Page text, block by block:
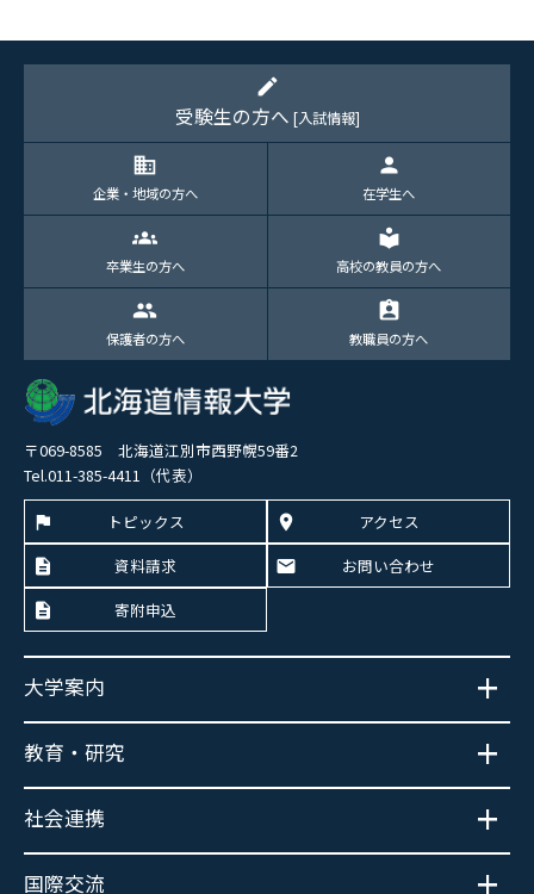
edit
受験生の方へ [入試情報]
domain
企業・地域の方へ
person
在学生へ
groups
卒業生の方へ
local_library
高校の教員の方へ
group
保護者の方へ
assignment_ind
教職員の方へ
〒069-8585 北海道江別市西野幌59番2
Tel.011-385-4411（代表）
トピックス
アクセス
資料請求
お問い合わせ
寄附申込
大学案内
教育・研究
社会連携
国際交流